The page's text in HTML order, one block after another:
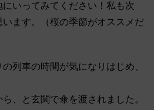
いってみてください！私も次
ます。（桜の季節がオススメだ
列車の時間が気になりはじめ、
、と玄関で傘を渡されました。